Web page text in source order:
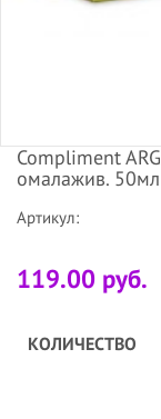
Compliment
омалажив. 50мл
Артикул:
119.00 руб.
КОЛИЧЕСТВО